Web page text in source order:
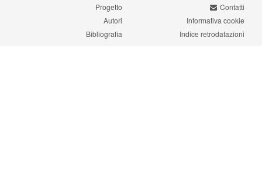
Progetto
Autori
Bibliografia
Contatti
Informativa cookie
Indice retrodatazioni